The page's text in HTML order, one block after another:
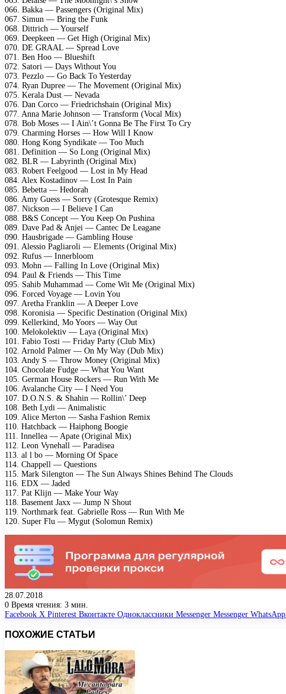
066. Bakka — Passengers (Original Mix)
067. Simun — Bring the Funk
068. Dittrich — Yourself
069. Deepkeen — Get High (Original Mix)
070. DE GRAAL — Spread Love
071. Ben Hoo — Blueshift
072. Satori — Days Without You
073. Pezzlo — Go Back To Yesterday
074. Ryan Dupree — The Movement (Original Mix)
075. Kerala Dust — Nevada
076. Dan Corco — Friedrichshain (Original Mix)
077. Anna Marie Johnson — Transform (Vocal Mix)
078. Bob Moses — I Ain\’t Gonna Be The First To Cry
079. Charming Horses — How Will I Know
080. Hong Kong Syndikate — Too Much
081. Definition — So Long (Original Mix)
082. BLR — Labyrinth (Original Mix)
083. Robert Feelgood — Lost in My Head
084. Alex Kostadinov — Lost In Pain
085. Bebetta — Hedorah
086. Amy Guess — Sorry (Grotesque Remix)
087. Nickson — I Believe I Can
088. B&S Concept — You Keep On Pushina
089. Dave Pad & Anjei — Cantec De Leagane
090. Hausbrigade — Gambling House
091. Alessio Pagliaroli — Elements (Original Mix)
092. Rufus — Innerbloom
093. Mohn — Falling In Love (Original Mix)
094. Paul & Friends — This Time
095. Sahib Muhammad — Come Wit Me (Original Mix)
096. Forced Voyage — Lovin You
097. Aretha Franklin — A Deeper Love
098. Koronisia — Specific Destination (Original Mix)
099. Kellerkind, Mo Yoors — Way Out
100. Melokolektiv — Laya (Original Mix)
101. Fabio Tosti — Friday Party (Club Mix)
102. Arnold Palmer — On My Way (Dub Mix)
103. Andy S — Throw Money (Original Mix)
104. Chocolate Fudge — What You Want
105. German House Rockers — Run With Me
106. Avalanche City — I Need You
107. D.O.N.S. & Shahin — Rollin\’ Deep
108. Beth Lydi — Animalistic
109. Alice Merton — Sasha Fashion Remix
110. Hatchback — Haiphong Boogie
111. Innellea — Apate (Original Mix)
112. Leon Vynehall — Paradisea
113. al l bo — Morning Of Space
114. Chappell — Questions
115. Mark Silengton — The Sun Always Shines Behind The Clouds
116. EDX — Jaded
117. Pat Klijn — Make Your Way
118. Basement Jaxx — Jump N Shout
119. Northmark feat. Gabrielle Ross — Run With Me
120. Super Flu — Mygut (Solomun Remix)
28.07.2018
0 Время чтения: 3 мин.
Facebook X Pinterest Вконтакте Одноклассники Messenger Messenger WhatsApp
ПОХОЖИЕ СТАТЬИ